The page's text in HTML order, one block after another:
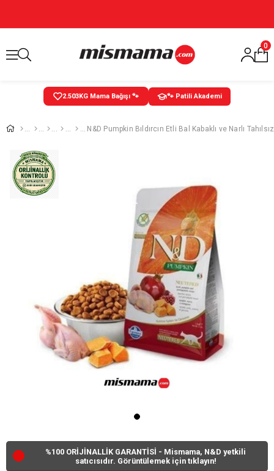
0
2.504KG Mama Bağışı 🐾 🐾 Patili Akademi
🔴
%100 ORİJİNALLİK GARANTİSİ - Mismama, N&D yetkili
satıcısıdır. Görüntülemek için tıklayın!